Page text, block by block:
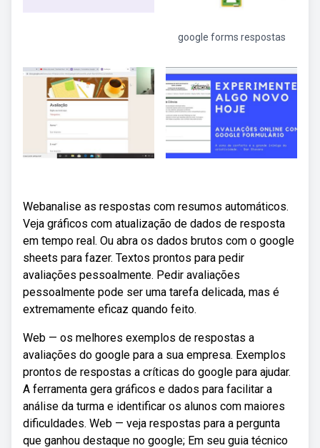
google forms respostas
Webanalise as respostas com resumos automáticos.
Veja gráficos com atualização de dados de resposta
em tempo real. Ou abra os dados brutos com o google
sheets para fazer. Textos prontos para pedir
avaliações pessoalmente. Pedir avaliações
pessoalmente pode ser uma tarefa delicada, mas é
extremamente eficaz quando feito.
Web — os melhores exemplos de respostas a
avaliações do google para a sua empresa. Exemplos
prontos de respostas a críticas do google para ajudar.
A ferramenta gera gráficos e dados para facilitar a
análise da turma e identificar os alunos com maiores
dificuldades. Web — veja respostas para a pergunta
que ganhou destaque no google; Em seu guia técnico